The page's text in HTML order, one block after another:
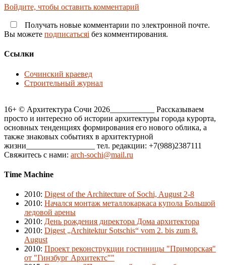
Войдите, чтобы оставить комментарий
Получать новые комментарии по электронной почте.
Вы можете подписатьсяi без комментирования.
Ссылки
Сочинский краевед
Строительный журнал
16+ © Архитектура Сочи 2026___________ Рассказываем
просто и интересно об истории архитектуры города курорта,
основных тенденциях формирования его нового облика, а
также знаковых событиях в архитектурной
жизни_________________ тел. редакции: +7(988)2387111
Свяжитесь с нами: arch-sochi@mail.ru
Time Machine
2010: Digest of the Architecture of Sochi, August 2-8
2010: Начался монтаж металлокаркаса купола Большой
ледовой арены
2010: День рождения директора Дома архитектора
2010: Digest „Architektur Sotschis“ vom 2. bis zum 8.
August
2010: Проект реконструкции гостиницы "Приморская"
от "Гинзбург Архитектс""